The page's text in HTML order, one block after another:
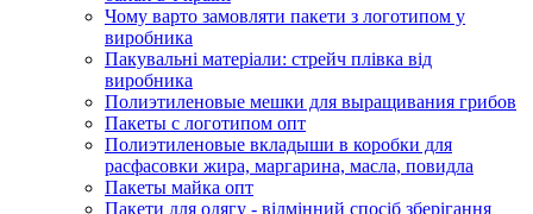
Чому варто замовляти пакети з логотипом у
виробника
Пакувальні матеріали: стрейч плівка від
виробника
Полиэтиленовые мешки для выращивания грибов
Пакеты с логотипом опт
Полиэтиленовые вкладыши в коробки для
расфасовки жира, маргарина, масла, повидла
Пакеты майка опт
Пакети для одягу - відмінний спосіб зберігання